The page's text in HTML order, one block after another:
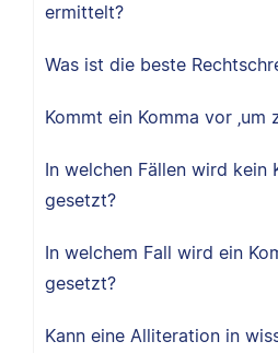
ermittelt?
Was ist die beste
Kommt ein Komma vor ‚um
In welchen Fällen wird kein
gesetzt?
In welchem Fall wird ein
gesetzt?
Kann eine Alliteration in